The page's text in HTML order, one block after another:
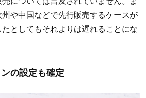
州や中国などで先行販売するケースが
としてもそれよりは遅れることにな
の設定も確定